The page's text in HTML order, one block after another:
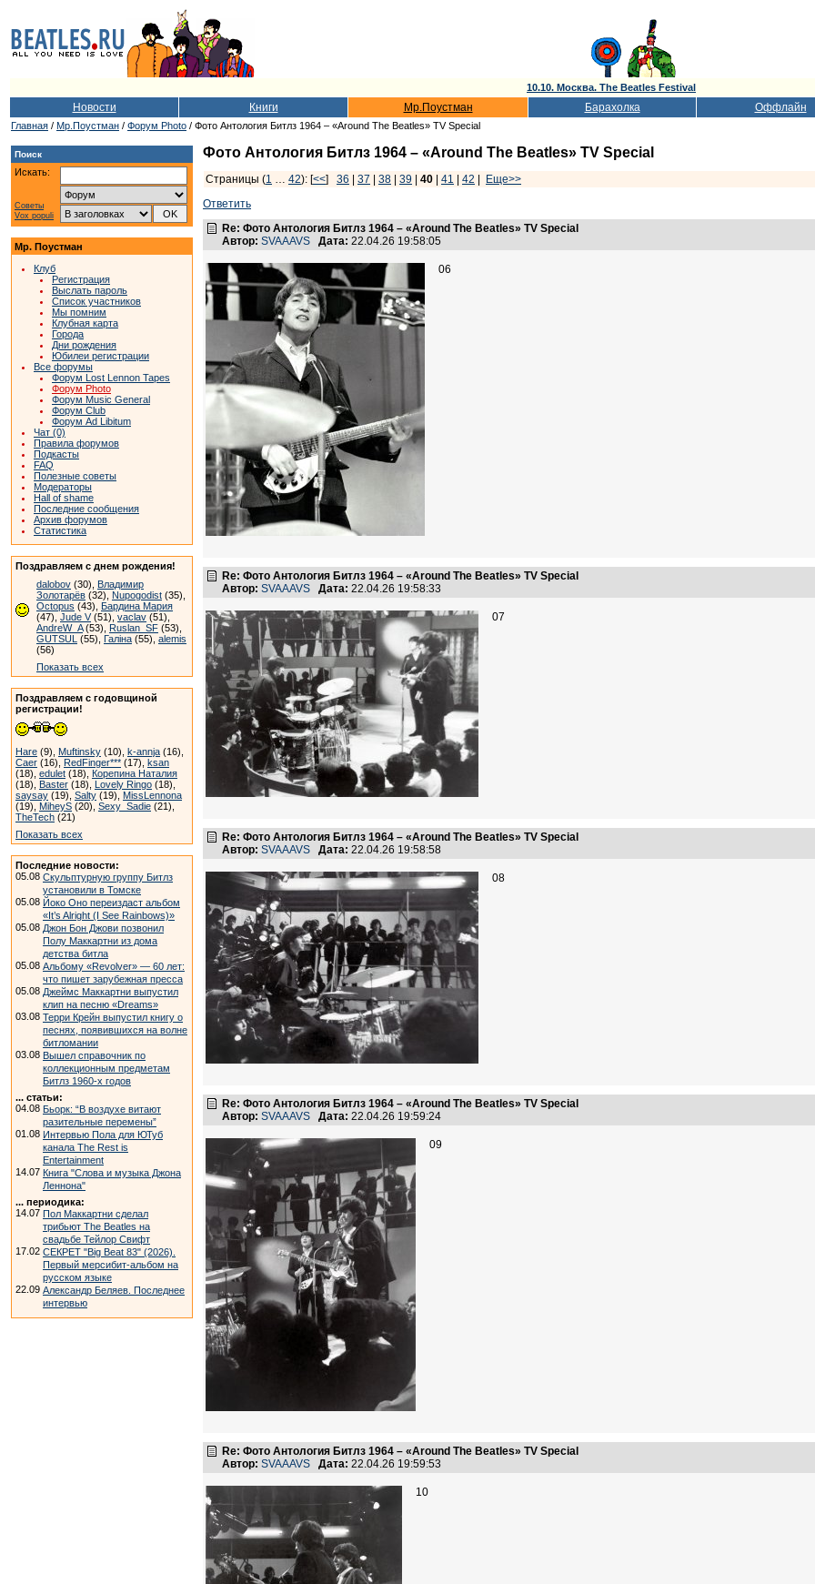
10.10. Москва. The Beatles Festival
Новости Книги Мр.Поустман Барахолка Оффлайн
Главная / Мр.Поустман / Форум Photo / Фото Антология Битлз 1964 – «Around The Beatles» TV Special
Поиск
Искать:
Советы
Vox populi
Мр. Поустман
Клуб
Регистрация
Выслать пароль
Список участников
Мы помним
Клубная карта
Города
Дни рождения
Юбилеи регистрации
Все форумы
Форум Lost Lennon Tapes
Форум Photo
Форум Music General
Форум Club
Форум Ad Libitum
Чат (0)
Правила форумов
Подкасты
FAQ
Полезные советы
Модераторы
Hall of shame
Последние сообщения
Архив форумов
Статистика
Поздравляем с днем рождения!
dalobov (30), Владимир
Золотарёв (32), Nupogodist (35),
Octopus (43), Бардина Мария
(47), Jude V(51), vaclav (51),
AndreW_A(53), Ruslan_SF (53),
GUTSUL (55), Галіна (55), alemis
(56)
Показать всех
Поздравляем с годовщиной
регистрации!
Hare (9), Muftinsky (10), k-annja (16),
Caer (16), RedFinger*** (17), ksan
(18), edulet (18), Корепина Наталия
(18), Baster (18), Lovely Ringo (18),
saysay (19), Salty (19), MissLennona
(19), MiheyS (20), Sexy_Sadie (21),
TheTech (21)
Показать всех
Последние новости:
05.08 Скульптурную группу Битлз
установили в Томске
05.08 Йоко Оно переиздаст альбом
«It’s Alright (I See Rainbows)»
05.08 Джон Бон Джови позвонил
Полу Маккартни из дома
детства битла
05.08 Альбому «Revolver» — 60 лет:
что пишет зарубежная пресса
05.08 Джеймс Маккартни выпустил
клип на песню «Dreams»
03.08 Терри Крейн выпустил книгу о
песнях, появившихся на волне
битломании
03.08 Вышел справочник по
коллекционным предметам
Битлз 1960-х годов
... статьи:
04.08 Бьорк: “В воздухе витают
разительные перемены”
01.08 Интервью Пола для ЮТуб
канала The Rest is
Entertainment
14.07 Книга "Слова и музыка Джона
Леннона"
... периодика:
14.07 Пол Маккартни сделал
трибьют The Beatles на
свадьбе Тейлор Свифт
17.02 СЕКРЕТ "Big Beat 83" (2026).
Первый мерсибит-альбом на
русском языке
22.09 Александр Беляев. Последнее
интервью
Фото Антология Битлз 1964 – «Around The Beatles» TV Special
Страницы (1 … 42): [<<] 36 37 38 39 40 41 42
Еще>>
Ответить
Re: Фото Антология Битлз 1964 – «Around The Beatles» TV Special
Автор: SVAAAVS Дата: 22.04.26 19:58:05
06
Re: Фото Антология Битлз 1964 – «Around The Beatles» TV Special
Автор: SVAAAVS Дата: 22.04.26 19:58:33
07
Re: Фото Антология Битлз 1964 – «Around The Beatles» TV Special
Автор: SVAAAVS Дата: 22.04.26 19:58:58
08
Re: Фото Антология Битлз 1964 – «Around The Beatles» TV Special
Автор: SVAAAVS Дата: 22.04.26 19:59:24
09
Re: Фото Антология Битлз 1964 – «Around The Beatles» TV Special
Автор: SVAAAVS Дата: 22.04.26 19:59:53
10